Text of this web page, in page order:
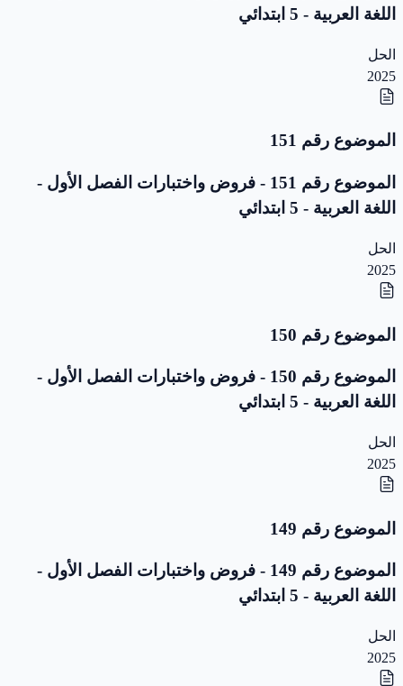
اللغة العربية - 5 ابتدائي
الحل
2025
الموضوع رقم 151
الموضوع رقم 151 - فروض واختبارات الفصل الأول -
اللغة العربية - 5 ابتدائي
الحل
2025
الموضوع رقم 150
الموضوع رقم 150 - فروض واختبارات الفصل الأول -
اللغة العربية - 5 ابتدائي
الحل
2025
الموضوع رقم 149
الموضوع رقم 149 - فروض واختبارات الفصل الأول -
اللغة العربية - 5 ابتدائي
الحل
2025